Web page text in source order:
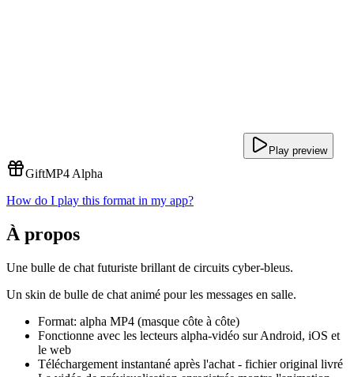
Play preview
GiftMP4 Alpha
How do I play this format in my app?
À propos
Une bulle de chat futuriste brillant de circuits cyber-bleus.
Un skin de bulle de chat animé pour les messages en salle.
Format: alpha MP4 (masque côte à côte)
Fonctionne avec les lecteurs alpha-vidéo sur Android, iOS et
le web
Téléchargement instantané après l'achat - fichier original livré